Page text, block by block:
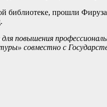
библиотеке, прошли
повышения
совместно с